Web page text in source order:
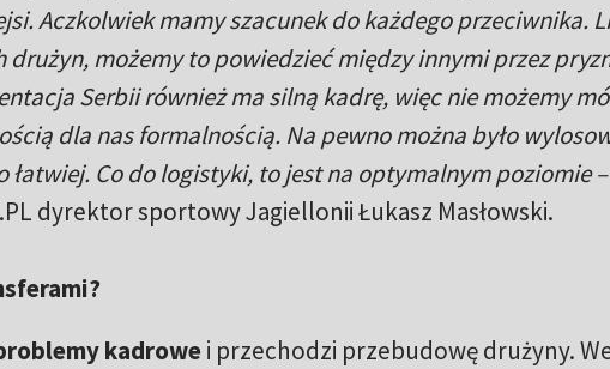
Aczkolwiek mamy szacunek do każdego przeciwnika.
drużyn, możemy to powiedzieć między innymi przez
Serbii również ma silną kadrę, więc nie możemy
dla nas formalnością. Na pewno można było
łatwiej. Co do logistyki, to jest na optymalnym poziomie –
dyrektor sportowy Jagiellonii Łukasz Masłowski.
kadrowei przechodzi przebudowę drużyny.